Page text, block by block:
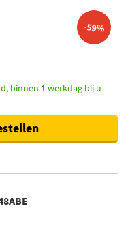
-59%
binnen 1 werkdag bij u